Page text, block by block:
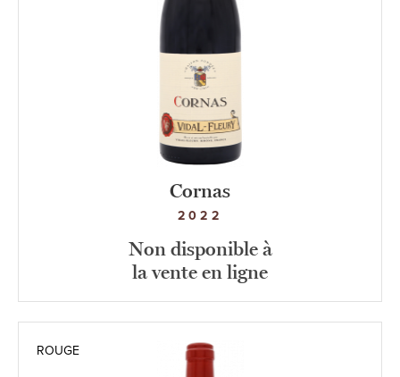
Cornas
2022
Non disponible à
la vente en ligne
ROUGE